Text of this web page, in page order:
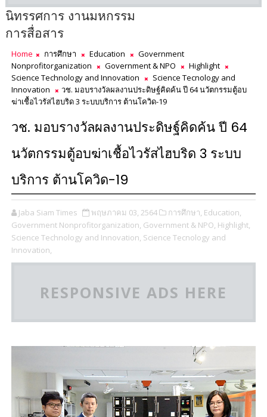
นิทรรศการ งานมหกรรม
การสื่อสาร
Home การศึกษา Education
Government
Nonprofitorganization
Government & NPO
Highlight
Science Technology and Innovation
Science Tecnology and
Innovation
วช. มอบรางวัลผลงานประดิษฐ์คิดค้น ปี 64 นวัตกรรมตู้อบ
ฆ่าเชื้อไวรัสไฮบริด 3 ระบบบริการ ต้านโควิด-19
วช. มอบรางวัลผลงานประดิษฐ์คิดค้น ปี 64
นวัตกรรมตู้อบฆ่าเชื้อไวรัสไฮบริด 3 ระบบ
บริการ ต้านโควิด-19
Jaba Siam Times พฤษภาคม 03, 2564 การศึกษา, Education,
Government Nonprofitorganization, Government & NPO, Highlight,
Science Technology and Innovation, Science Tecnology and
Innovation,
RESPONSIVE ADS HERE